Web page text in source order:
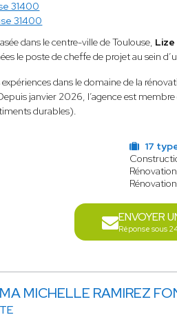
31400
31400
dans le centre-ville de Toulouse, Lize
le poste de cheffe de projet au sein
dans le domaine de la
janvier 2026, l’agence est
durables).
17
Rénovation
ENVOYER
Réponse sous
MICHELLE RAMIREZ